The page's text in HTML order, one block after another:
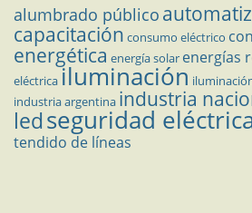
alumbrado público
capacitación consumo eléctrico
energética energía solar energías
eléctricailuminación
industria argentina industria
ledseguridad
tendido de líneas